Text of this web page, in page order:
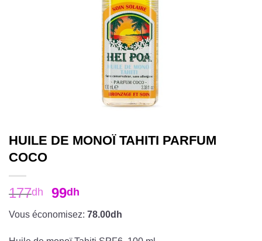
HUILE DE MONOÏ TAHITI PARFUM
COCO
177dh 99dh
Vous économisez: 78.00dh